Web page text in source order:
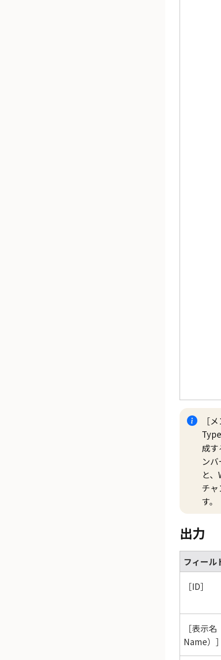
メ
成
ン
と
チ
す。
出力
フィール
ID
表示名
Name）